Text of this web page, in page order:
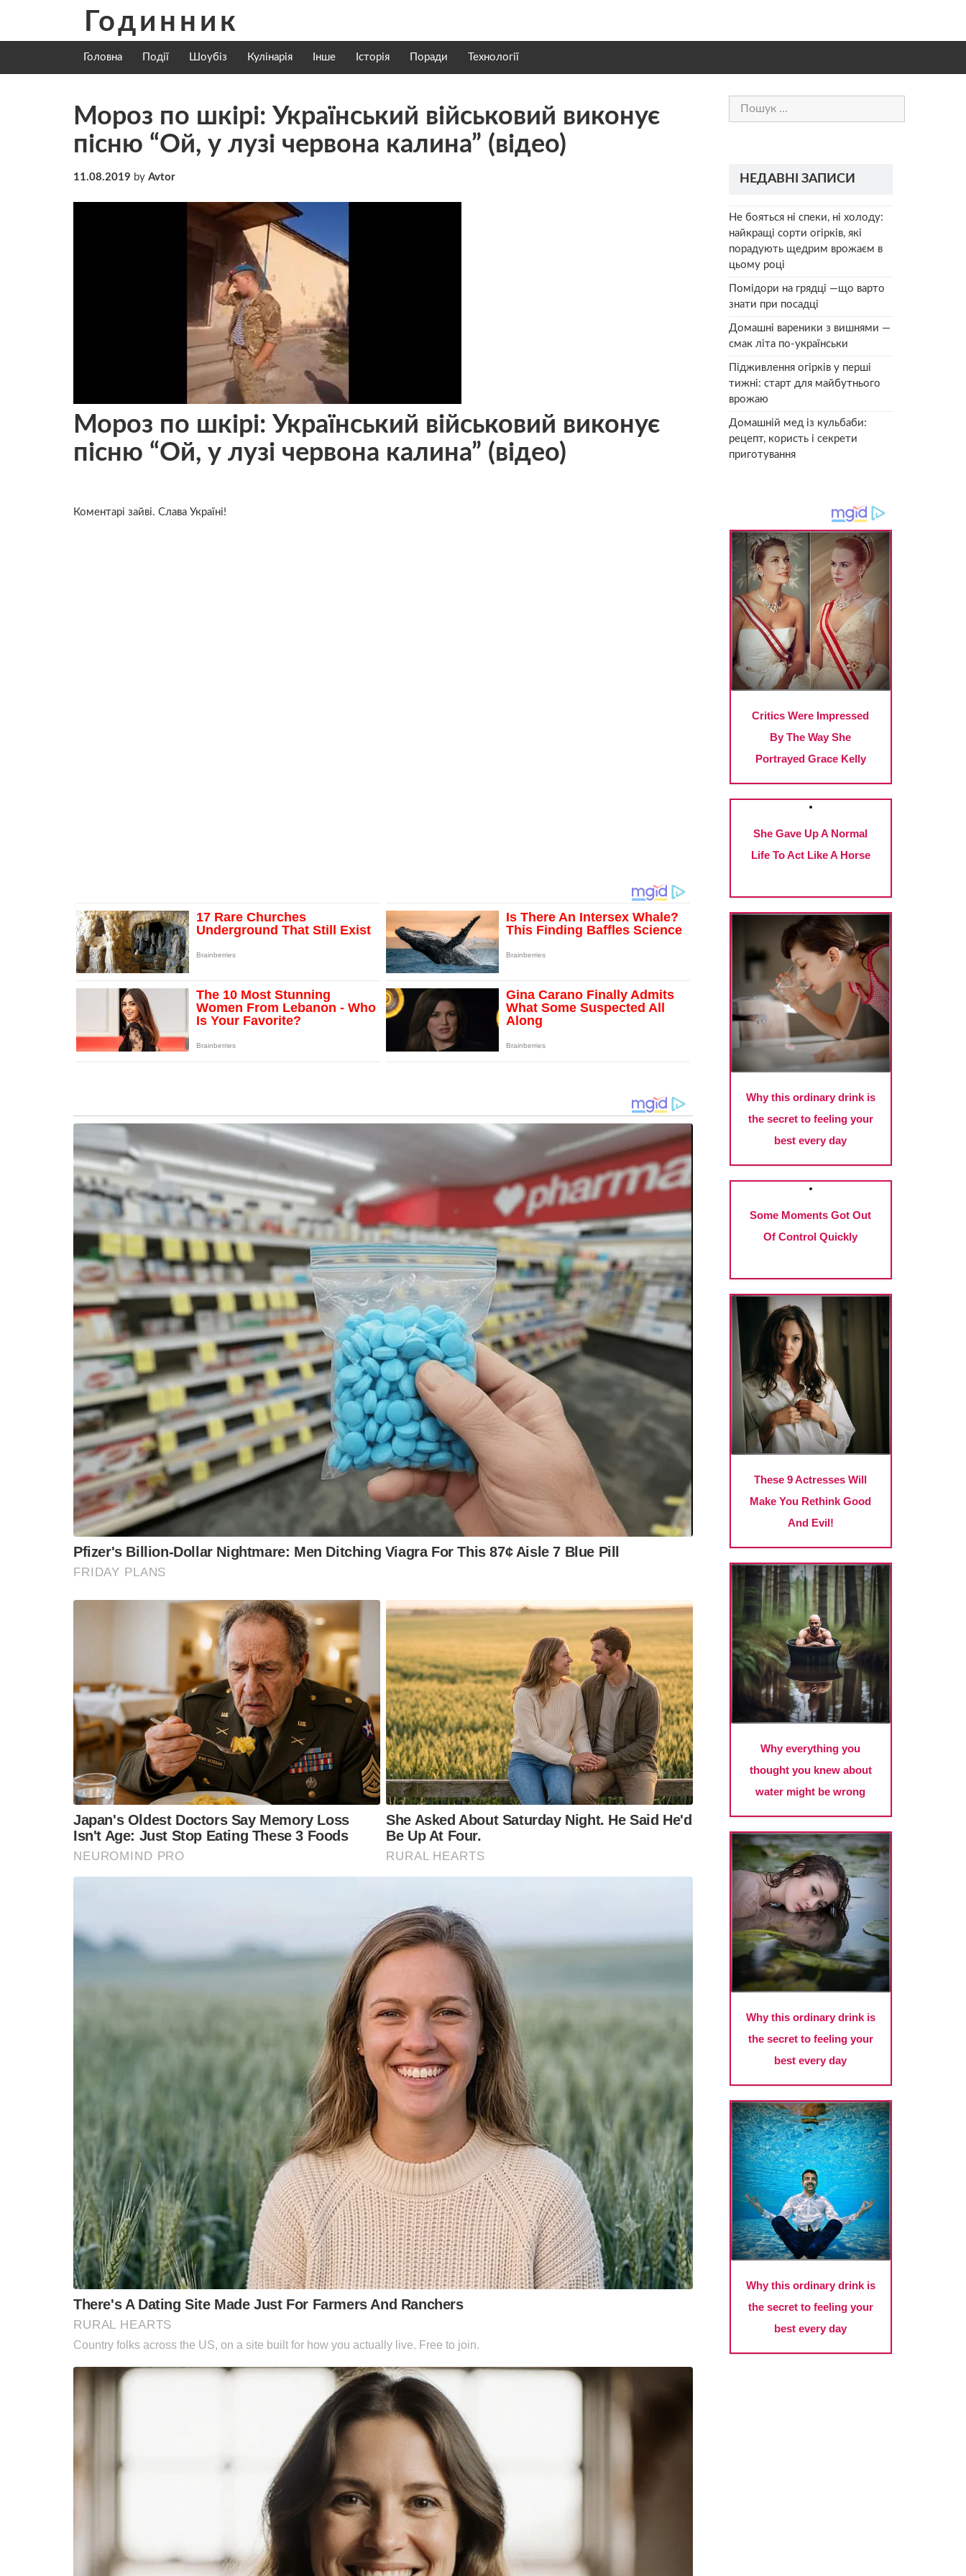
content
Годинник
Головна Події Шоубіз Кулінарія Інше Історія Поради Технології
Мороз по шкірі: Український військовий виконує
пісню “Ой, у лузі червона калина” (відео)
11.08.2019 by Avtor
Мороз по шкірі: Український військовий виконує
пісню “Ой, у лузі червона калина” (відео)
Коментарі зайві. Слава Україні!
Пошук:
НЕДАВНІ ЗАПИСИ
Не бояться ні спеки, ні холоду:
найкращі сорти огірків, які
порадують щедрим врожаєм в
цьому році
Помідори на грядці —що варто
знати при посадці
Домашні вареники з вишнями —
смак літа по-українськи
Підживлення огірків у перші
тижні: старт для майбутнього
врожаю
Домашній мед із кульбаби:
рецепт, користь і секрети
приготування